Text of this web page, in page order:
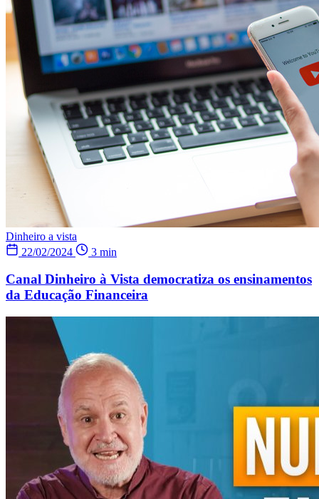
Dinheiro a vista
22/02/2024
3 min
Canal Dinheiro à Vista democratiza os ensinamentos
da Educação Financeira